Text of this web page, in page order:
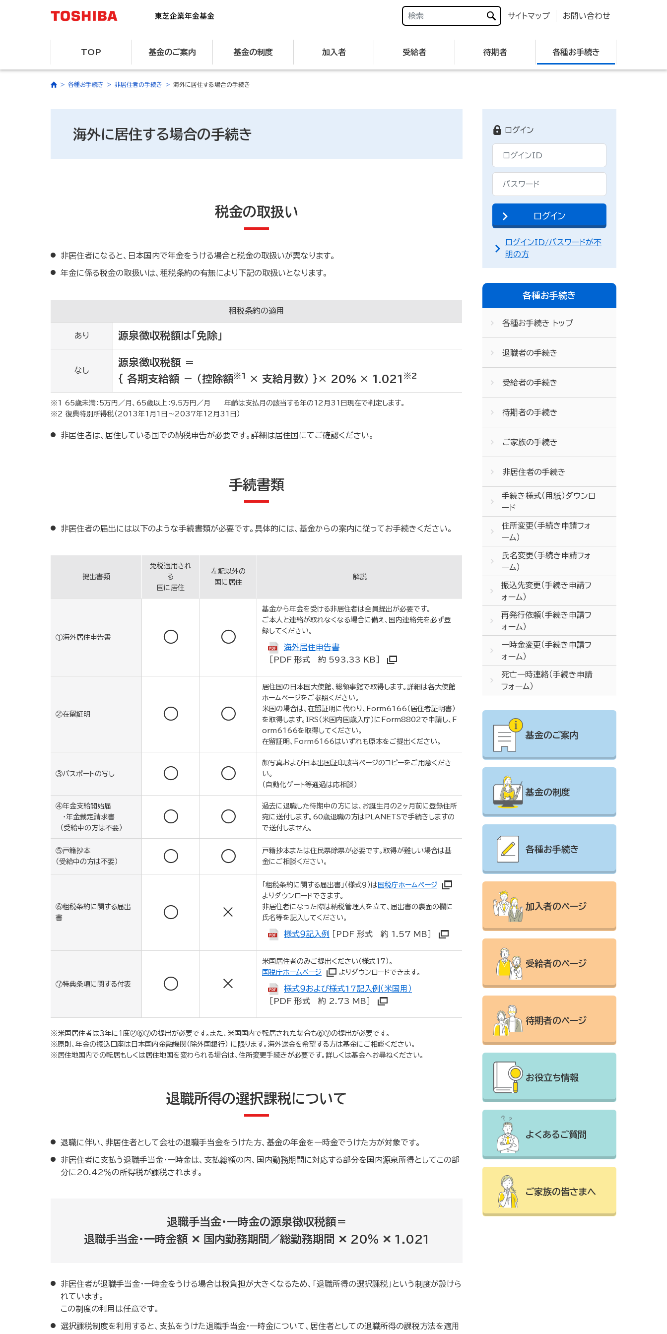
サイトマップ お問い合わせ
TOP 基金のご案内 基金の制度 加入者 受給者 待期者 各種お手続き
各種お手続き 非居住者の手続き 海外に居住する場合の手続き
海外に居住する場合の手続き
税金の取扱い
非居住者になると、日本国内で年金をうける場合と税金の取扱いが異なります。
年金に係る税金の取扱いは、租税条約の有無により下記の取扱いとなります。
租税条約の適用
あり 源泉徴収税額は「免除」
なし
源泉徴収税額 ＝
｛ 各期支給額 － （控除額※1 × 支給月数） ｝× 20% × 1.021 ※2
※1 65歳未満：5万円／月、65歳以上：9.5万円／月 年齢は支払月の該当する年の12月31日現在で判定します。
※２ 復興特別所得税（2013年1月1日～2037年12月31日）
非居住者は、居住している国での納税申告が必要です。詳細は居住国にてご確認ください。
手続書類
非居住者の届出には以下のような手続書類が必要です。具体的には、基金からの案内に従ってお手続きください。
提出書類
免税適用され
る
国に居住
左記以外の
国に居住
解説
①海外居住申告書 ○ ○
基金から年金を受ける非居住者は全員提出が必要です。
ご本人と連絡が取れなくなる場合に備え、国内連絡先を必ず登
録してください。
海外居住申告書
［PDF 形式 約 593.33 KB］
②在留証明 ○ ○
居住国の日本国大使館、総領事館で取得します。詳細は各大使館
ホームページをご参照ください。
米国の場合は、在留証明に代わり、Form6166（居住者証明書）
を取得します。IRS（米国内国歳入庁）にForm8802で申請し、F
orm6166を取得してください。
在留証明、Form6166はいずれも原本をご提出ください。
③パスポートの写し ○ ○
顔写真および日本出国証印該当ページのコピーをご用意くださ
い。
（自動化ゲート等通過は応相談）
④年金支給開始届
・年金裁定請求書
（受給中の方は不要）
○ ○
過去に退職した待期中の方には、お誕生月の２ヶ月前に登録住所
宛に送付します。60歳退職の方はPLANETSで手続きしますの
で送付しません。
⑤戸籍抄本
（受給中の方は不要）
○ ○
戸籍抄本または住民票除票が必要です。取得が難しい場合は基
金にご相談ください。
⑥租税条約に関する届出
書
○ ×
「租税条約に関する届出書」（様式９）は 国税庁ホームページ
よりダウンロードできます。
非居住者になった際は納税管理人を立て、届出書の裏面の欄に
氏名等を記入してください。
様式９記入例 ［PDF 形式 約 1.57 MB］
⑦特典条項に関する付表 ○ ×
米国居住者のみご提出ください（様式17）。
国税庁ホームページ
よりダウンロードできます。
様式９および様式17記入例（米国用）
［PDF 形式 約 2.73 MB］
※米国居住者は３年に１度②⑥⑦の提出が必要です。また、米国国内で転居された場合も⑥⑦の提出が必要です。
※原則、年金の振込口座は日本国内金融機関（除外国銀行） に限ります。海外送金を希望する方は基金にご相談ください。
※居住地国内での転居もしくは居住地国を変わられる場合は、住所変更手続きが必要です。詳しくは基金へお尋ねください。
退職所得の選択課税について
退職に伴い、非居住者として会社の退職手当金をうけた方、基金の年金を一時金でうけた方が対象です。
非居住者に支払う退職手当金・一時金は、支払総額の内、国内勤務期間に対応する部分を国内源泉所得としてこの部
分に20.42％の所得税が課税されます。
退職手当金・一時金の源泉徴収税額＝
退職手当金・一時金額 ✕ 国内勤務期間／総勤務期間 ✕ 20％ ✕ 1.021
非居住者が退職手当金・一時金をうける場合は税負担が大きくなるため、「退職所得の選択課税」という制度が設けら
れています。
この制度の利用は任意です。
選択課税制度を利用すると、支払をうけた退職手当金・一時金について、居住者としての退職所得の課税方法を適用
ログイン
ログインID/パスワードが不
明の方
各種お手続き
各種お手続き トップ
退職者の手続き
受給者の手続き
待期者の手続き
ご家族の手続き
非居住者の手続き
手続き様式（用紙）ダウンロ
ード
住所変更（手続き申請フォ
ーム）
氏名変更（手続き申請フォ
ーム）
振込先変更（手続き申請フ
ォーム）
再発行依頼（手続き申請フ
ォーム）
一時金変更（手続き申請フ
ォーム）
死亡一時連絡（手続き申請
フォーム）
基金のご案内
基金の制度
各種お手続き
加入者のページ
受給者のページ
待期者のページ
お役立ち情報
よくあるご質問
ご家族の皆さまへ